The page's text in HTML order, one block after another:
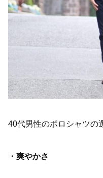
40代男性のポロシャツの
・爽やかさ